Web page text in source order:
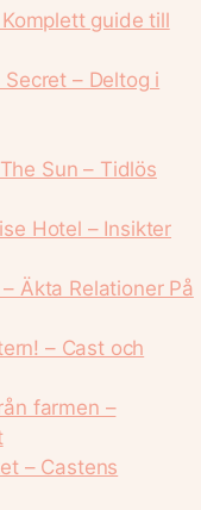
guide till
– Deltog i
Sun – Tidlös
Hotel – Insikter
Äkta Relationer På
– Cast och
farmen –
– Castens